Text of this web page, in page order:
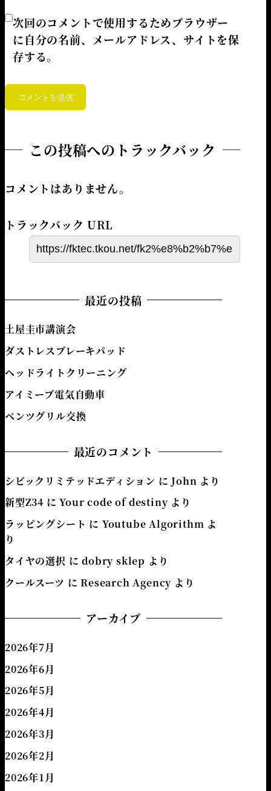
次回のコメントで使用するためブラウザー
に自分の名前、メールアドレス、サイトを保
存する。
この投稿へのトラックバック
コメントはありません。
トラックバック URL
最近の投稿
土屋圭市講演会
ダストレスブレーキパッド
ヘッドライトクリーニング
アイミーブ電気自動車
ベンツグリル交換
最近のコメント
シビックリミテッドエディション にJohn より
新型Z34 にYour code of destinyより
ラッピングシート に Youtube Algorithm よ
り
タイヤの選択 にdobry sklep より
クールスーツ にResearch Agency より
アーカイブ
2026年7月
2026年6月
2026年5月
2026年4月
2026年3月
2026年2月
2026年1月